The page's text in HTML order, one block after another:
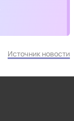
Источник новости